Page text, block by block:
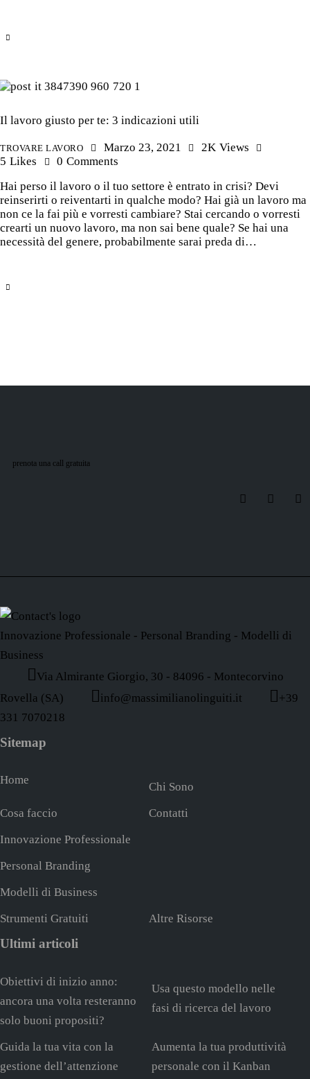
Il lavoro giusto per te: 3 indicazioni utili
TROVARE LAVORO Marzo 23, 2021 2K Views
5 Likes 0 Comments
Hai perso il lavoro o il tuo settore è entrato in crisi? Devi
reinserirti o reiventarti in qualche modo? Hai già un lavoro ma
non ce la fai più e vorresti cambiare? Stai cercando o vorresti
crearti un nuovo lavoro, ma non sai bene quale? Se hai una
necessità del genere, probabilmente sarai preda di…
prenota una call gratuita
Innovazione Professionale - Personal Branding - Modelli di
Business
Via Almirante Giorgio, 30 - 84096 - Montecorvino
Rovella (SA)
info@massimilianolinguiti.it
+39
331 7070218
Sitemap
Home
Chi Sono
Cosa faccio
Innovazione Professionale
Personal Branding
Modelli di Business
Contatti
Strumenti Gratuiti Altre Risorse
Ultimi articoli
Obiettivi di inizio anno:
ancora una volta resteranno
solo buoni propositi?
Usa questo modello nelle
fasi di ricerca del lavoro
Guida la tua vita con la
gestione dell’attenzione
Aumenta la tua produttività
personale con il Kanban